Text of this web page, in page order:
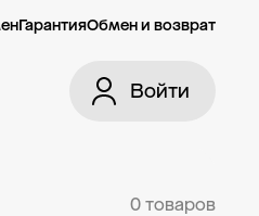
ГарантияОбмен и возврат
Войти
0 товаров